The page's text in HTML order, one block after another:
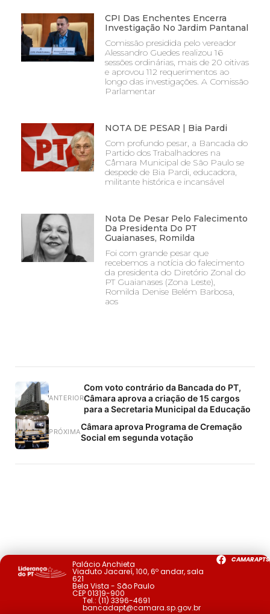
CPI Das Enchentes Encerra
Investigação No Jardim Pantanal
Comissão presidida pelo vereador
Alessandro Guedes realizou 16
sessões ordinárias, mais de 20 oitivas
e aprovou 112 requerimentos ao
longo das investigações. A Comissão
Parlamentar
NOTA DE PESAR | Bia Pardi
Com profundo pesar, a Bancada do
Partido dos Trabalhadores na
Câmara Municipal de São Paulo se
despede de Bia Pardi, educadora,
militante histórica e incansável
Nota De Pesar Pelo Falecimento
Da Presidenta Do PT
Guaianases, Romilda
Foi com grande pesar que
recebemos a notícia do falecimento
da presidenta do Diretório Zonal do
PT Guaianases (Zona Leste),
Romilda Denise Belém Barbosa,
aos
ANTERIOR
Com voto contrário da Bancada do PT,
Câmara aprova a criação de 15 cargos
para a Secretaria Municipal da Educação
PRÓXIMACâmara aprova Programa de Cremação
Social em segunda votação
Palácio Anchieta
Viaduto Jacareí, 100, 6º andar, sala
621
Bela Vista - São Paulo
CEP 01319-900
Tel.: (11) 3396-4691
bancadapt@camara.sp.gov.br